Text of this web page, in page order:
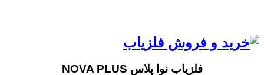
فلزیاب نوا پلاس NOVA PLUS